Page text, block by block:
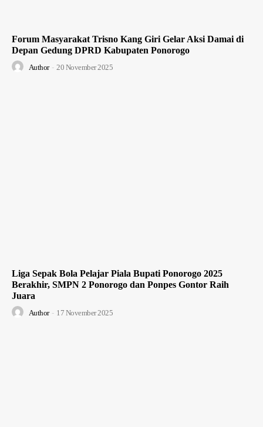
Forum Masyarakat Trisno Kang Giri Gelar Aksi Damai di
Depan Gedung DPRD Kabupaten Ponorogo
Author - 20 November 2025
Liga Sepak Bola Pelajar Piala Bupati Ponorogo 2025
Berakhir, SMPN 2 Ponorogo dan Ponpes Gontor Raih
Juara
Author - 17 November 2025